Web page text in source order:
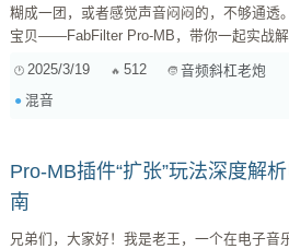
糊成一团，或者感觉声音闷闷的，不够通透
宝贝——FabFilter Pro-MB，带你一起实战
题不是出在“怎么做”，而是出在“为什么”。
高频缺失的成因，才能对症下药。 一、 揪出元凶：低频浑浊和高频缺失的
2025/3/19 512 音频斜杠老炮
混音
Pro-MB插件“扩张”玩法深度解
南
兄弟们，大家好！我是老王，一个在电子音